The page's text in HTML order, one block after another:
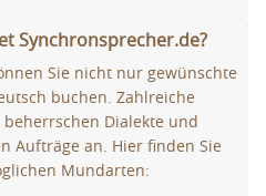
Synchronsprecher.de?
Sie nicht nur gewünschte
buchen. Zahlreiche
Dialekte und
Aufträge an. Hier finden Sie
Mundarten: